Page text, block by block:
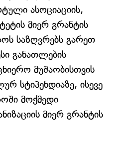
ასოციაციის,
მიერ გრანტის
საზღვრებს გარეთ
განათლების
მუშაობისთვის
სტიპენდიაზე, ისევე
მოქმედი
მიერ გრანტის